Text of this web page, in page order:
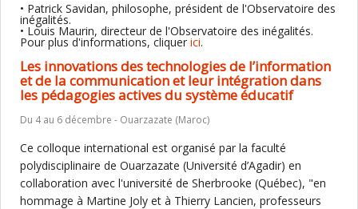
• Patrick Savidan, philosophe, président de l'Observatoire des
inégalités.
• Louis Maurin, directeur de l'Observatoire des inégalités.
Pour plus d'informations, cliquer ici.
Les innovations des technologies de l’information
et de la communication et leur intégration dans
les pédagogies actives du système éducatif
Du 4 au 6 décembre - Ouarzazate (Maroc)
Ce colloque international est organisé par la faculté
polydisciplinaire de Ouarzazate (Université d’Agadir) en
collaboration avec l'université de Sherbrooke (Québec), "en
hommage à Martine Joly et à Thierry Lancien, professeurs